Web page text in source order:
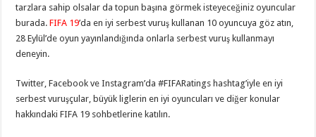
tarzlara sahip olsalar da topun başına görmek isteyeceğiniz oyuncular
burada.FIFA 19’da en iyi serbest vuruş kullanan 10 oyuncuya göz atın,
28 Eylül’de oyun yayınlandığında onlarla serbest vuruş kullanmayı
deneyin.
Twitter, Facebook ve Instagram’da #FIFARatings hashtag’iyle en iyi
serbest vuruşçular, büyük liglerin en iyi oyuncuları ve diğer konular
hakkındaki FIFA 19 sohbetlerine katılın.